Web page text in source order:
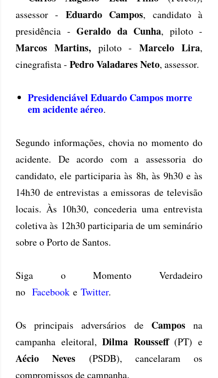
assessor - Eduardo Campos, candidato à
presidência - Geraldo da Cunha, piloto -
Marcos Martins,piloto -Marcelo Lira,
cinegrafista - Pedro Valadares Neto, assessor.
Presidenciável Eduardo Campos morre
em acidente aéreo.
Segundo informações, chovia no momento do
acidente. De acordo com a assessoria do
candidato, ele participaria às 8h, às 9h30 e às
14h30 de entrevistas a emissoras de televisão
locais. Às 10h30, concederia uma entrevista
coletiva às 12h30 participaria de um seminário
sobre o Porto de Santos.
Siga o Momento Verdadeiro
no Facebook e Twitter.
Os principais adversários de Camposna
campanha eleitoral,Dilma Rousseff(PT) e
Aécio Neves (PSDB), cancelaram os
compromissos de campanha.